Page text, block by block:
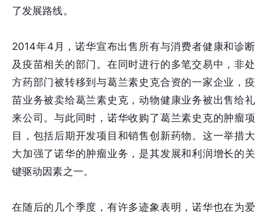
了发展路线。
2014年4月，诺华宣布出售所有与消费者健康和诊断
及疫苗相关的部门。在同时进行的多笔交易中，非处
方药部门被转移到与葛兰素史克合资的一家企业，疫
苗业务被卖给葛兰素史克，动物健康业务被出售给礼
来公司。与此同时，诺华收购了葛兰素史克的肿瘤项
目，包括后期开发项目和销售创新药物。这一举措大
大加强了诺华的肿瘤业务，是其发展和利润增长的关
键驱动因素之一。
在随后的几个季度，有许多迹象表明，诺华也在为爱